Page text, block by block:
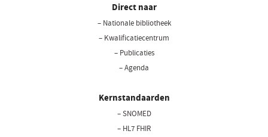
Direct naar
– Nationale bibliotheek
– Kwalificatiecentrum
– Publicaties
– Agenda
Kernstandaarden
– SNOMED
– HL7 FHIR